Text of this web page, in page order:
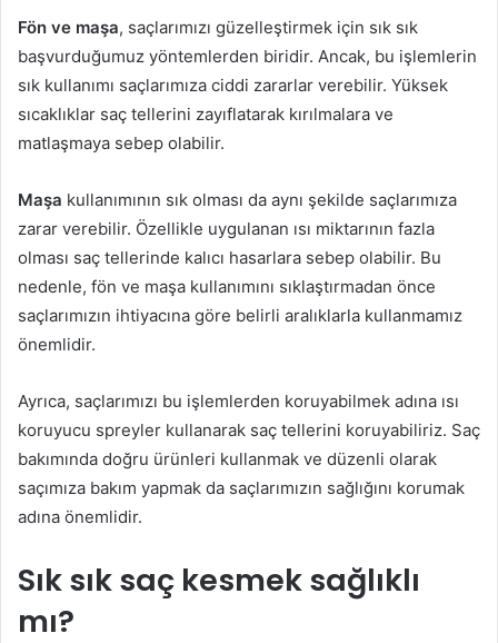
Fön ve maşa, saçlarımızı güzelleştirmek için sık sık
başvurduğumuz yöntemlerden biridir. Ancak, bu işlemlerin
sık kullanımı saçlarımıza ciddi zararlar verebilir. Yüksek
sıcaklıklar saç tellerini zayıflatarak kırılmalara ve
matlaşmaya sebep olabilir.
Maşa kullanımının sık olması da aynı şekilde saçlarımıza
zarar verebilir. Özellikle uygulanan ısı miktarının fazla
olması saç tellerinde kalıcı hasarlara sebep olabilir. Bu
nedenle, fön ve maşa kullanımını sıklaştırmadan önce
saçlarımızın ihtiyacına göre belirli aralıklarla kullanmamız
önemlidir.
Ayrıca, saçlarımızı bu işlemlerden koruyabilmek adına ısı
koruyucu spreyler kullanarak saç tellerini koruyabiliriz. Saç
bakımında doğru ürünleri kullanmak ve düzenli olarak
saçımıza bakım yapmak da saçlarımızın sağlığını korumak
adına önemlidir.
Sık sık saç kesmek sağlıklı
mı?